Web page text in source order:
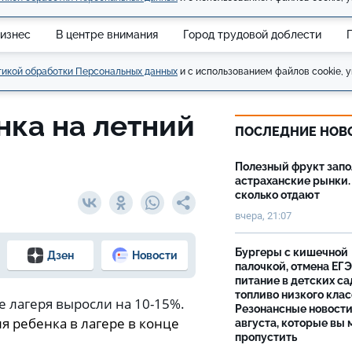
В центре внимания Город трудовой доблести
обработки Персональных данных и с использованием файлов cookie,
на летний
Дзен Новости
лагеря выросли на 10-15%.
ребенка в лагере в конце
ПОСЛЕДНИЕ
Полезный фрукт
астраханские рынки.
сколько отдают
вчера, 21:07
Бургеры с кишечной
палочкой, отмена
питание в детских
топливо низкого
Резонансные
августа, которые вы
пропустить